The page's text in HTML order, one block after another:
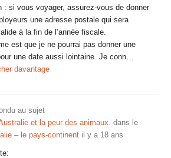
: si vous voyager, assurez-vous de donner
une adresse postale qui sera
à la fin de l’année fiscale.
est que je ne pourrai pas donner une
une date aussi lointaine. Je conn…
davantage
au sujet
et la peur des animaux. dans le
– le pays-continent il y a 18 ans